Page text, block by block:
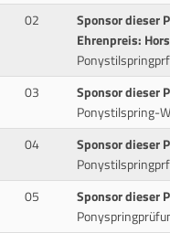
02
Sponsor dieser
Ehrenpreis:
03
Sponsor dieser
Ponystilspring-
04
Sponsor dieser
05
Sponsor dieser